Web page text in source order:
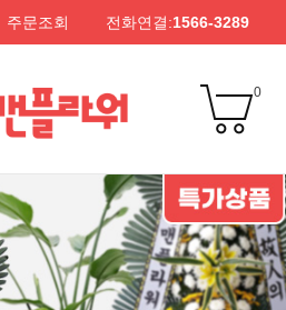
주문조회 전화연결:1566-3289
0